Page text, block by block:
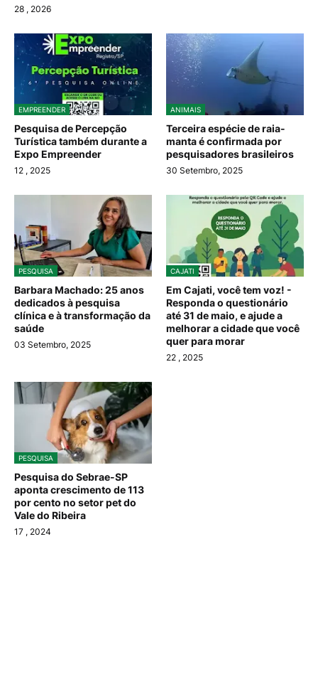
28 , 2026
EMPREENDER
Pesquisa de Percepção
Turística também durante a
Expo Empreender
12 , 2025
ANIMAIS
Terceira espécie de raia-
manta é confirmada por
pesquisadores brasileiros
30 Setembro, 2025
PESQUISA
Barbara Machado: 25 anos
dedicados à pesquisa
clínica e à transformação da
saúde
03 Setembro, 2025
CAJATI
Em Cajati, você tem voz! -
Responda o questionário
até 31 de maio, e ajude a
melhorar a cidade que você
quer para morar
22 , 2025
PESQUISA
Pesquisa do Sebrae-SP
aponta crescimento de 113
por cento no setor pet do
Vale do Ribeira
17 , 2024